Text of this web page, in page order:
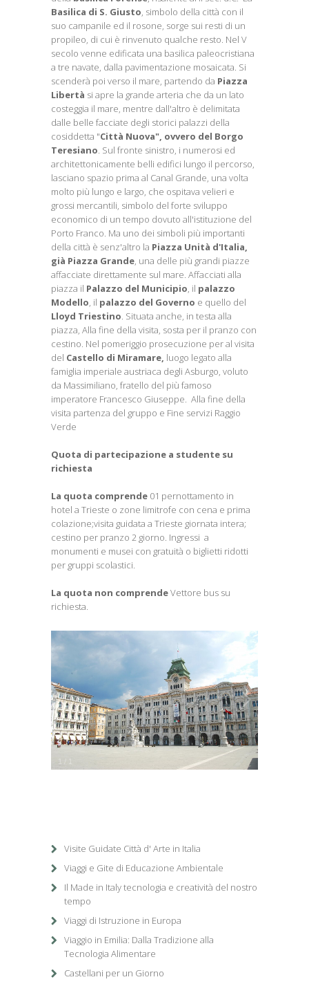
Basilica di S. Giusto, simbolo della città con il
suo campanile ed il rosone, sorge sui resti di un
propileo, di cui è rinvenuto qualche resto. Nel V
secolo venne edificata una basilica paleocristiana
a tre navate, dalla pavimentazione mosaicata. Si
scenderà poi verso il mare, partendo da Piazza
Libertà si apre la grande arteria che da un lato
costeggia il mare, mentre dall'altro è delimitata
dalle belle facciate degli storici palazzi della
cosiddetta "Città Nuova", ovvero del Borgo
Teresiano. Sul fronte sinistro, i numerosi ed
architettonicamente belli edifici lungo il percorso,
lasciano spazio prima al Canal Grande, una volta
molto più lungo e largo, che ospitava velieri e
grossi mercantili, simbolo del forte sviluppo
economico di un tempo dovuto all'istituzione del
Porto Franco. Ma uno dei simboli più importanti
della città è senz'altro la Piazza Unità d'Italia,
già Piazza Grande, una delle più grandi piazze
affacciate direttamente sul mare. Affacciati alla
piazza il Palazzo del Municipio, il palazzo
Modello, il palazzo del Governo e quello del
Lloyd Triestino. Situata anche, in testa alla
piazza, Alla fine della visita, sosta per il pranzo con
cestino. Nel pomeriggio prosecuzione per al visita
del Castello di Miramare, luogo legato alla
famiglia imperiale austriaca degli Asburgo, voluto
da Massimiliano, fratello del più famoso
imperatore Francesco Giuseppe. Alla fine della
visita partenza del gruppo e Fine servizi Raggio
Verde
Quota di partecipazione a studente su
richiesta
La quota comprende 01 pernottamento in
hotel a Trieste o zone limitrofe con cena e prima
colazione;visita guidata a Trieste giornata intera;
cestino per pranzo 2 giorno. Ingressi a
monumenti e musei con gratuità o biglietti ridotti
per gruppi scolastici.
La quota non comprendeVettore bus su
richiesta.
/
Visite Guidate Città d' Arte in Italia
Viaggi e Gite di Educazione Ambientale
Il Made in Italy tecnologia e creatività del nostro
tempo
Viaggi di Istruzione in Europa
Viaggio in Emilia: Dalla Tradizione alla
Tecnologia Alimentare
Castellani per un Giorno